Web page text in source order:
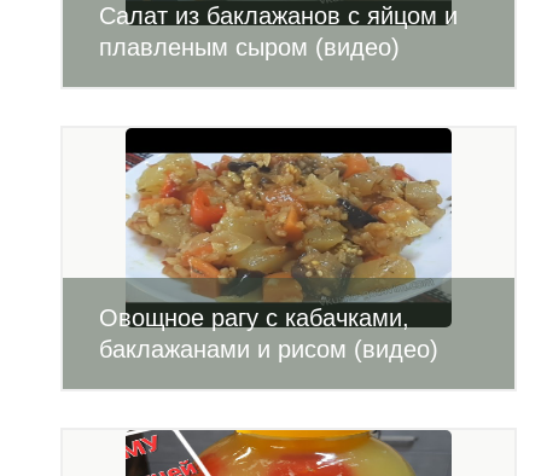
Салат из баклажанов с яйцом и
плавленым сыром (видео)
Овощное рагу с кабачками,
баклажанами и рисом (видео)